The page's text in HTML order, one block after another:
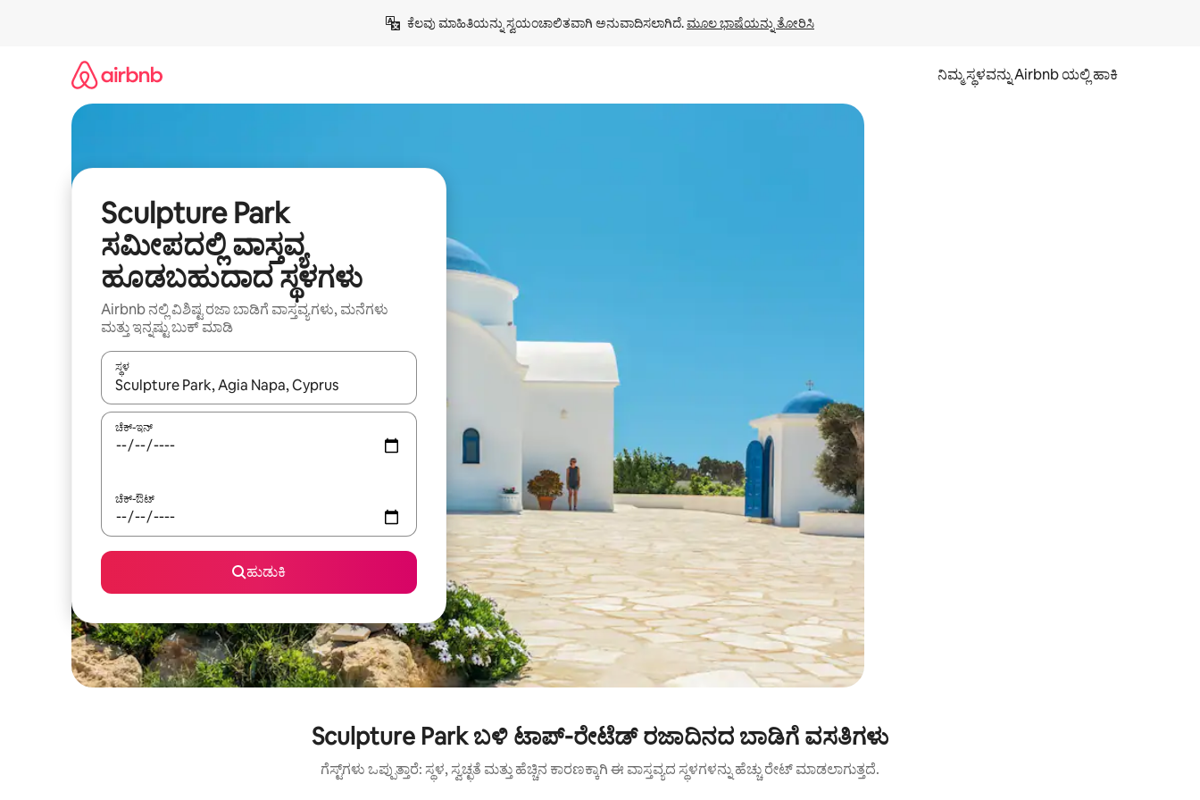
ಕೆಲವು ಮಾಹಿತಿಯನ್ನು ಸ್ವಯಂಚಾಲಿತವಾಗಿ ಅನುವಾದಿಸಲಾಗಿದೆ. ಮೂಲ ಭಾಷೆಯನ್ನು ತೋರಿಸಿ
ನಿಮ್ಮ ಸ್ಥಳವನ್ನು Airbnb ಯಲ್ಲಿ ಹಾಕಿ
Sculpture Park
ಸಮೀಪದಲ್ಲಿ ವಾಸ್ತವ್ಯ
ಹೂಡಬಹುದಾದ ಸ್ಥಳಗಳು
Airbnb ನಲ್ಲಿ ವಿಶಿಷ್ಟ ರಜಾ ಬಾಡಿಗೆ ವಾಸ್ತವ್ಯಗಳು, ಮನೆಗಳು
ಮತ್ತು ಇನ್ನಷ್ಟು ಬುಕ್ ಮಾಡಿ
ಸ್ಥಳ
ಫಲಿತಾಂಶಗಳು ಲಭ್ಯವಿರುವಾಗ, ಅಪ್ ಮತ್ತು ಡೌನ್ ಬಾಣದ ಕೀಲಿಗಳೊಂದಿಗೆ ನ್ಯಾವಿಗೇಟ್ ಮಾಡಿ ಅಥವಾ ಸ್ಪರ್ಶ ಅಥವಾ ಸ್ವೈಪ್ ಗೆಸ್ಚರ್‌ಗಳ ಮೂಲಕ ಅನ್ವೇಷಿಸಿ.
ಚೆಕ್-ಇನ್
ಚೆಕ್-ಔಟ್
ಹುಡುಕಿ
Sculpture Park ಬಳಿ ಟಾಪ್-ರೇಟೆಡ್ ರಜಾದಿನದ ಬಾಡಿಗೆ ವಸತಿಗಳು
ಗೆಸ್ಟ್‌ಗಳು ಒಪ್ಪುತ್ತಾರೆ: ಸ್ಥಳ, ಸ್ವಚ್ಛತೆ ಮತ್ತು ಹೆಚ್ಚಿನ ಕಾರಣಕ್ಕಾಗಿ ಈ ವಾಸ್ತವ್ಯದ ಸ್ಥಳಗಳನ್ನು ಹೆಚ್ಚು ರೇಟ್ ಮಾಡಲಾಗುತ್ತದೆ.